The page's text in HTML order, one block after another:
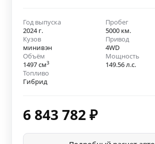
Год выпуска
2024 г.
Пробег
5000 км.
Кузов
минивэн
Привод
4WD
Объём
1497 см3
Мощность
149.56 л.с.
Топливо
Гибрид
6 843 782 ₽